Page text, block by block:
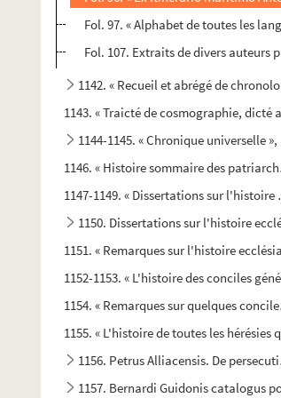
Fol. 97. « Alphabet de toutes les
Fol. 107. Extraits de divers
1142. « Recueil et abrégé de
1143. « Traicté de cosmographie, dicté
1144-1145. « Chronique universelle
1146. « Histoire sommaire des
1147-1149. « Dissertations sur
1150. Dissertations sur l'histoire
1151. « Remarques sur l'histoire
1152-1153. « L'histoire des conciles
1154. « Remarques sur quelques
1155. « L'histoire de toutes les
1156. Petrus Alliacensis. De
1157. Bernardi Guidonis catalogus